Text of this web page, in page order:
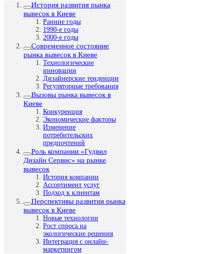
История развития рынка
вывесок в Киеве
Ранние годы
1990-е годы
2000-е годы
Современное состояние
рынка вывесок в Киеве
Технологические
инновации
Дизайнерские тенденции
Регуляторные требования
Вызовы рынка вывесок в
Киеве
Конкуренция
Экономические факторы
Изменение
потребительских
предпочтений
Роль компании «Гудвил
Дизайн Сервис» на рынке
вывесок
История компании
Ассортимент услуг
Подход к клиентам
Перспективы развития рынка
вывесок в Киеве
Новые технологии
Рост спроса на
экологические решения
Интеграция с онлайн-
маркетингом